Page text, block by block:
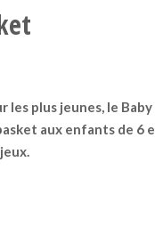
les plus jeunes, le
aux enfants de 6